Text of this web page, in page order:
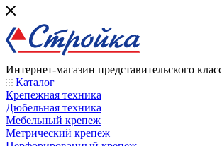
Интернет-магазин представительского
Каталог
Крепежная техника
Дюбельная техника
Мебельный крепеж
Метрический крепеж